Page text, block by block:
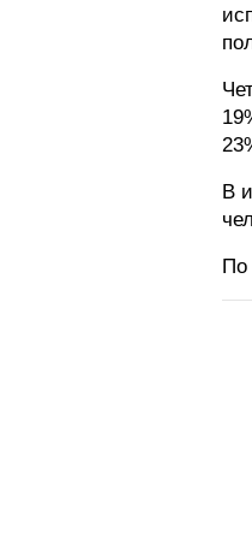
В
По